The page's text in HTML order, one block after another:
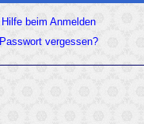
Hilfe beim Anmelden
Passwort vergessen?